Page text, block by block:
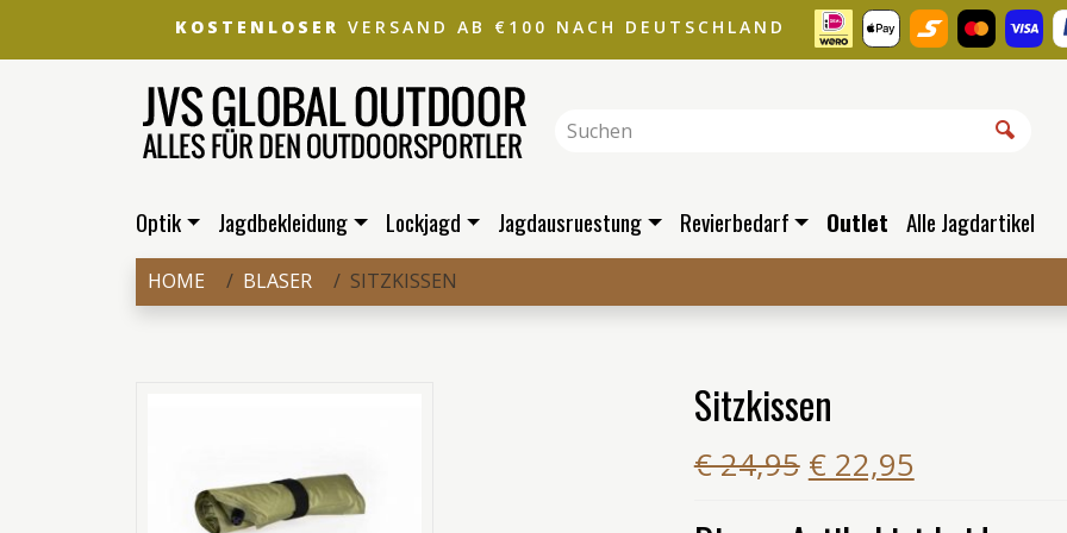
KOSTENLOSER VERSAND AB €100 NACH DEUTSCHLAND
Optik Jagdbekleidung Lockjagd Jagdausruestung Revierbedarf Outlet Alle Jagdartikel
HOME BLASER SITZKISSEN
Sitzkissen
€ 24,95 € 22,95